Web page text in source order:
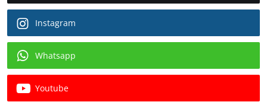
Instagram
Whatsapp
Youtube